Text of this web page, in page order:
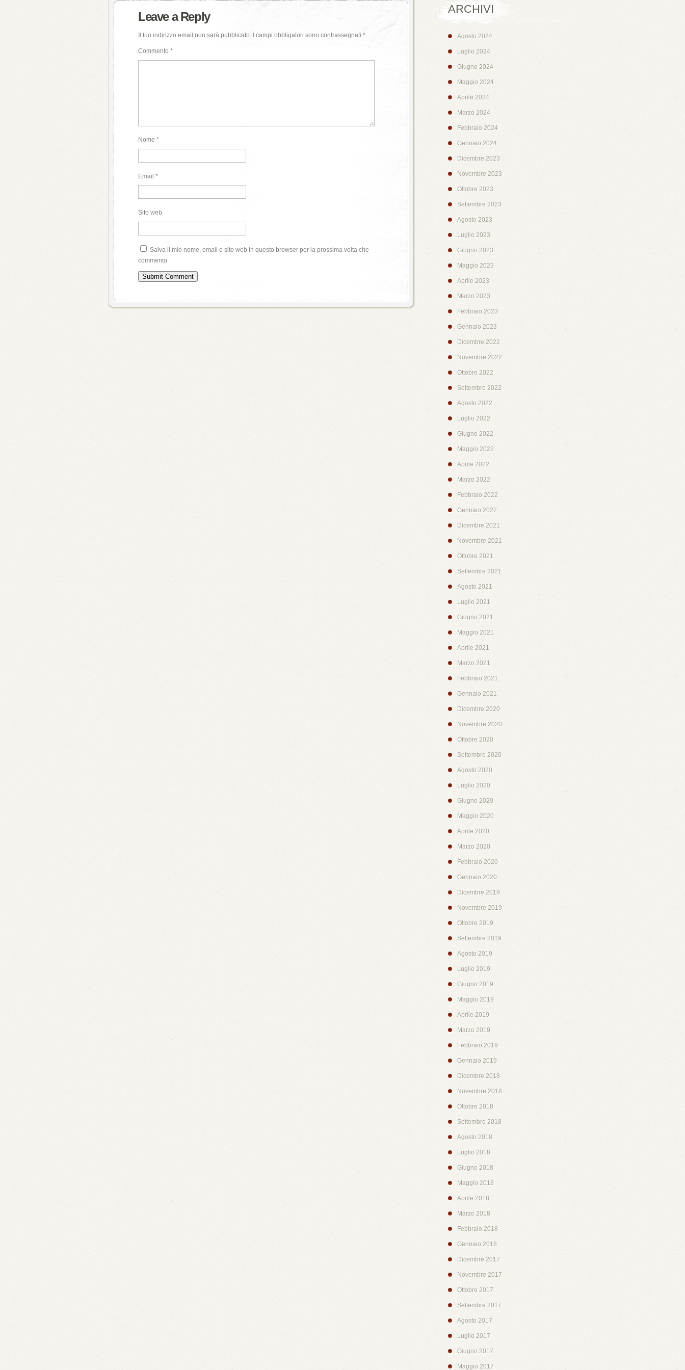
Leave a Reply
Il tuo indirizzo email non sarà pubblicato. I campi obbligatori sono contrassegnati *
Commento *
Nome *
Email *
Sito web
Salva il mio nome, email e sito web in questo browser per la prossima volta che
commento.
ARCHIVI
Agosto 2024
Luglio 2024
Giugno 2024
Maggio 2024
Aprile 2024
Marzo 2024
Febbraio 2024
Gennaio 2024
Dicembre 2023
Novembre 2023
Ottobre 2023
Settembre 2023
Agosto 2023
Luglio 2023
Giugno 2023
Maggio 2023
Aprile 2023
Marzo 2023
Febbraio 2023
Gennaio 2023
Dicembre 2022
Novembre 2022
Ottobre 2022
Settembre 2022
Agosto 2022
Luglio 2022
Giugno 2022
Maggio 2022
Aprile 2022
Marzo 2022
Febbraio 2022
Gennaio 2022
Dicembre 2021
Novembre 2021
Ottobre 2021
Settembre 2021
Agosto 2021
Luglio 2021
Giugno 2021
Maggio 2021
Aprile 2021
Marzo 2021
Febbraio 2021
Gennaio 2021
Dicembre 2020
Novembre 2020
Ottobre 2020
Settembre 2020
Agosto 2020
Luglio 2020
Giugno 2020
Maggio 2020
Aprile 2020
Marzo 2020
Febbraio 2020
Gennaio 2020
Dicembre 2019
Novembre 2019
Ottobre 2019
Settembre 2019
Agosto 2019
Luglio 2019
Giugno 2019
Maggio 2019
Aprile 2019
Marzo 2019
Febbraio 2019
Gennaio 2019
Dicembre 2018
Novembre 2018
Ottobre 2018
Settembre 2018
Agosto 2018
Luglio 2018
Giugno 2018
Maggio 2018
Aprile 2018
Marzo 2018
Febbraio 2018
Gennaio 2018
Dicembre 2017
Novembre 2017
Ottobre 2017
Settembre 2017
Agosto 2017
Luglio 2017
Giugno 2017
Maggio 2017